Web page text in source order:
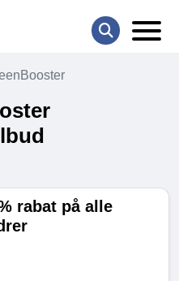
rabat på alle